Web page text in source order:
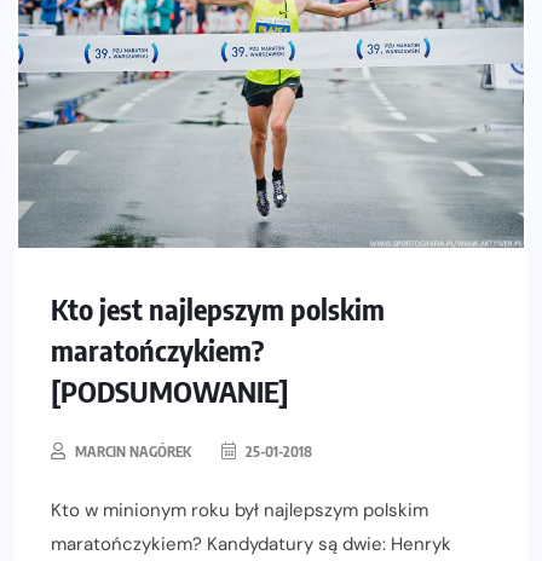
Kto jest najlepszym polskim
maratończykiem?
[PODSUMOWANIE]
MARCIN NAGÓREK 25-01-2018
Kto w minionym roku był najlepszym polskim
maratończykiem? Kandydatury są dwie: Henryk